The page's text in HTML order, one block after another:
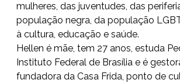
mulheres, das juventudes, das
população negra, da população
à cultura, educação e saúde.
Hellen é mãe, tem 27 anos, estuda
Instituto Federal de Brasília e é
fundadora da Casa Frida, ponto de